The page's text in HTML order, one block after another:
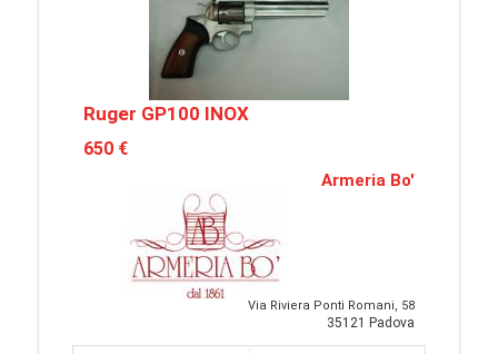
Ruger GP100 INOX
650 €
Armeria Bo'
Via Riviera Ponti Romani, 58
35121 Padova